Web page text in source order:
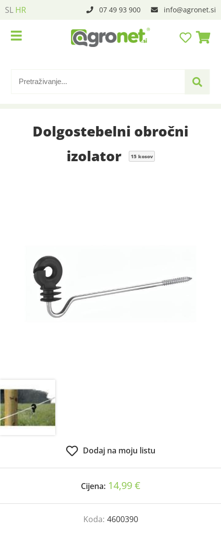
SL HR 07 49 93 900 info agronet.si
Dolgostebelni obročni
izolator
15 kosov
Dodaj na moju listu
Cijena: 14,99 €
Koda: 4600390